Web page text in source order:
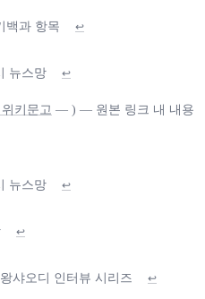
과 항목 ↩
뉴스망 ↩
키문고 — ) — 원본 링크 내 내용
뉴스망 ↩
↩
샤오디 인터뷰 시리즈 ↩